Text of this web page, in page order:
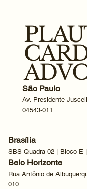
São Paulo
Av. Presidente
04543-011
Brasília
SBS Quadra 02 | Bloco E
Belo Horizonte
Rua Antônio de
010